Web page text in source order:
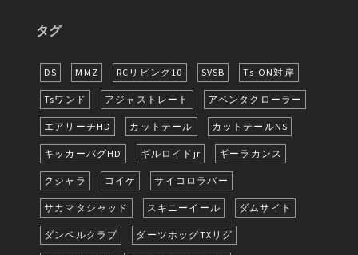
タグ
DS MMZ RCリビング10 SVSB Ts-ON対岸
Tsワンド アジャストレート アベンタクローラー
エアリーチHD カットテール カットテールNS
キッカーバグHD ギルロイドjr ギーラカンス
クジャラ コイケ サイコロラバー
サカマタシャッド スキニーイール ダムサイト
ダンベルクラブ ダーツホッグTXリグ